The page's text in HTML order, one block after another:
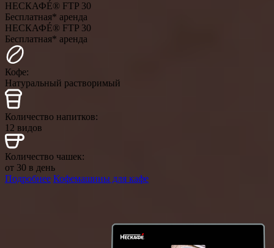
НЕСКАФÉ® FTP 30
Бесплатная* аренда
НЕСКАФÉ® FTP 30
Бесплатная* аренда
Кофе:
Натуральный растворимый
Количество напитков:
12 видов
Количество чашек:
от 30 в день
Подробнее Кофемашины для кафе